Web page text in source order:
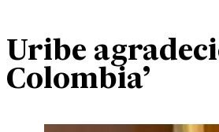
Uribe
Colombia’